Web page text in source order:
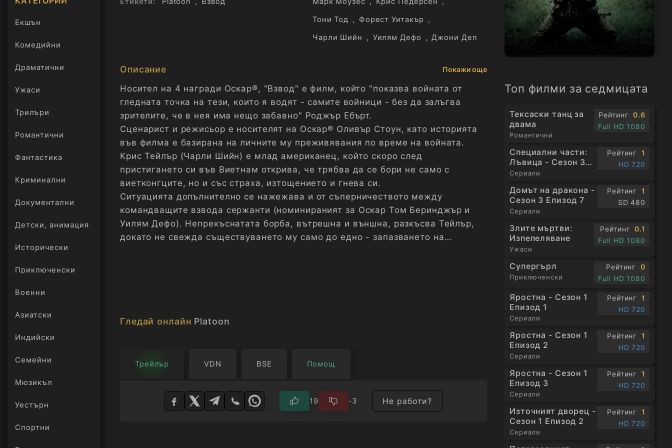
Екшън
Комедийни
Драматични
Ужаси
Трилъри
онлайн
Романтични
Фантастика
Криминални
Документални
Детски, анимация
Исторически
Приключенски
Военни
Азиатски
Индийски
Семейни
Мюзикъл
Уестърн
Спортни
Топ филми за седмицата
Тексаски танц за
двама
Романтични
Рейтинг
0.6
Full HD 1080
Специални части:
Лъвица - Сезон 3
Епизод 1
Сериали
Рейтинг
1
HD 720
Домът на дракона -
Сезон 3 Епизод 7
Сериали
Рейтинг
1
SD 480
Злите мъртви:
Изпепеляване
Ужаси
Рейтинг
0.1
Full HD 1080
Супергърл
Приключенски
Рейтинг
0
Full HD 1080
Яростна - Сезон 1
Епизод 1
Сериали
Рейтинг
1
HD 720
Яростна - Сезон 1
Епизод 2
Сериали
Рейтинг
1
HD 720
Яростна - Сезон 1
Епизод 3
Сериали
Рейтинг
1
HD 720
Източният дворец -
Сезон 1 Епизод 2
Сериали
Рейтинг
1
HD 720
Тони Тод , Форест Уитакър
,
Чарли Шийн
, Уилям Дефо , Джони Деп
Описание Покажи още
Носител на 4 награди Оскар®, "Взвод" е филм, който "показва войната от
гледната точка на тези, които я водят - самите войници - без да залъгва
зрителите, че в нея има нещо забавно" Роджър Ебърт.
Сценарист и режисьор е носителят на Оскар® Оливър Стоун, като историята
във филма е базирана на личните му преживявания по време на войната.
Крис Тейлър (Чарли Шийн) е млад американец, който скоро след
пристигането си във Виетнам открива, че трябва да се бори не само с
виетконгците, но и със страха, изтощението и гнева си.
Ситуацията допълнително се нажежава и от съперничеството между
командващите взвода сержанти (номинираният за Оскар Том Беринджър и
Уилям Дефо). Непрекъснатата борба, вътрешна и външна, разкъсва Тейлър,
докато не свежда съществуването му само до едно - запазването на
Гледай онлайн Platoon
Трейлър VDN BSE Помощ
19 -3 Не работи?